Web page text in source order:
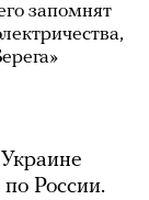
запомнят
России.